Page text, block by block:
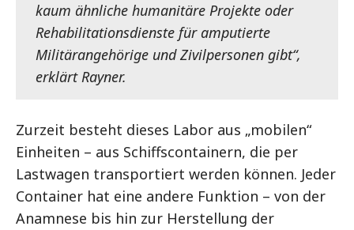
kaum ähnliche humanitäre Projekte oder
Rehabilitationsdienste für amputierte
Militärangehörige und Zivilpersonen gibt“,
erklärt Rayner.
Zurzeit besteht dieses Labor aus „mobilen“
Einheiten – aus Schiffscontainern, die per
Lastwagen transportiert werden können. Jeder
Container hat eine andere Funktion – von der
Anamnese bis hin zur Herstellung der